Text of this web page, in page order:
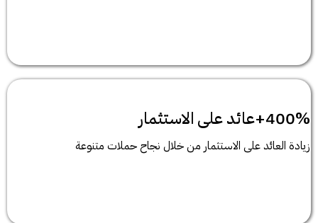
400%+عائد على الاستثمار
زيادة العائد على الاستثمار من خلال نجاح حملات متنوعة